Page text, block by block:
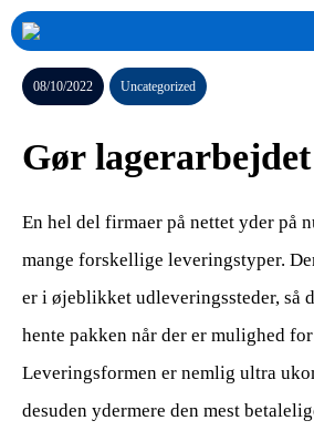
08/10/2022 Uncategorized
Gør
En hel del firmaer på nettet yder på
mange forskellige leveringstyper.
er i øjeblikket udleveringssteder, så
hente pakken når der er mulighed
Leveringsformen er nemlig ultra
desuden ydermere den mest